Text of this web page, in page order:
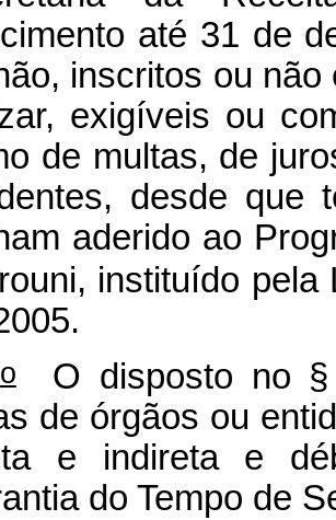
até 31 de
inscritos ou
exigíveis ou
de multas, de
desde que
aderido ao
instituído pela
oO disposto no
de órgãos ou
e indireta e
do Tempo de